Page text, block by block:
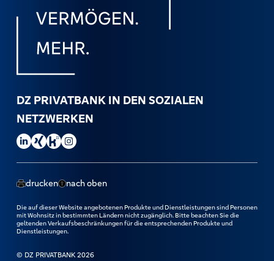
DZ PRIVATBANK IN DEN SOZIALEN
NETZWERKEN
DZ PRIVATBANK auf LinkedIn besuchen.
DZ PRIVATBANK auf Xing besuchen.
DZ PRIVATBANK auf Kununu besuchen.
DZ PRIVATBANK auf Instagram besuchen.
drucken nach oben
Die auf dieser Website angebotenen Produkte und Dienstleistungen sind Personen
mit Wohnsitz in bestimmten Ländern nicht zugänglich. Bitte beachten Sie die
geltenden Verkaufsbeschränkungen für die entsprechenden Produkte und
Dienstleistungen.
© DZ PRIVATBANK 2026